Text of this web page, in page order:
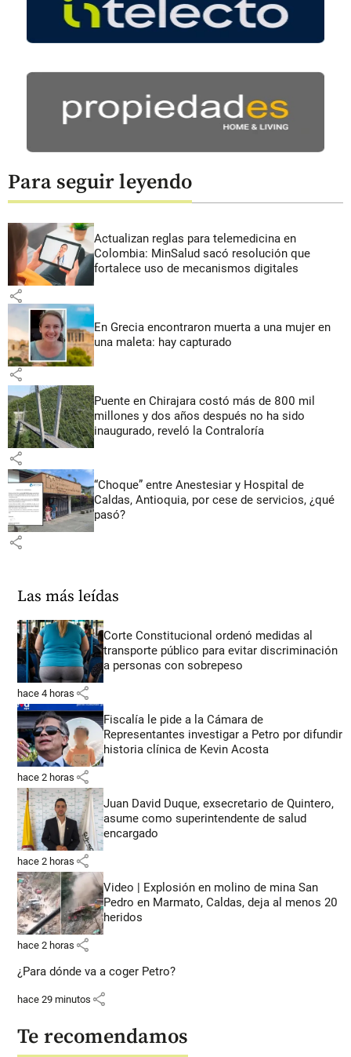
Para seguir leyendo
Actualizan reglas para telemedicina en
Colombia: MinSalud sacó resolución que
fortalece uso de mecanismos digitales
share
En Grecia encontraron muerta a una mujer en
una maleta: hay capturado
share
Puente en Chirajara costó más de 800 mil
millones y dos años después no ha sido
inaugurado, reveló la Contraloría
share
“Choque” entre Anestesiar y Hospital de
Caldas, Antioquia, por cese de servicios, ¿qué
pasó?
share
Las más leídas
Corte Constitucional ordenó medidas al
transporte público para evitar discriminación
a personas con sobrepeso
hace 4 horas share
Fiscalía le pide a la Cámara de
Representantes investigar a Petro por difundir
historia clínica de Kevin Acosta
hace 2 horas share
Juan David Duque, exsecretario de Quintero,
asume como superintendente de salud
encargado
hace 2 horas share
Video | Explosión en molino de mina San
Pedro en Marmato, Caldas, deja al menos 20
heridos
hace 2 horas share
¿Para dónde va a coger Petro?
hace 29 minutos share
Te recomendamos